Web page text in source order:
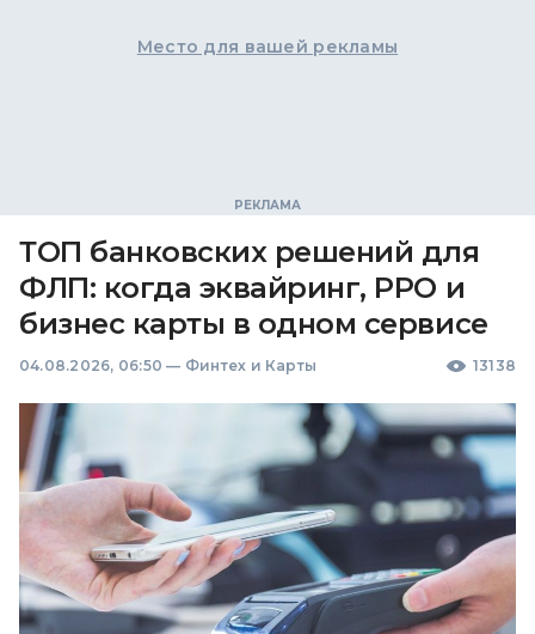
Место для вашей рекламы
ТОП банковских решений для
ФЛП: когда эквайринг, РРО и
бизнес карты в одном сервисе
04.08.2026, 06:50 — Финтех и Карты 13138